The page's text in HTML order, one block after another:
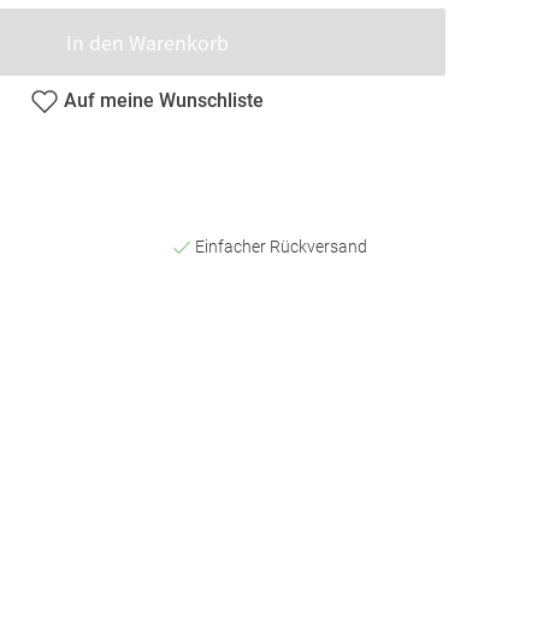
In den Warenkorb
Auf meine Wunschliste
Einfacher Rückversand